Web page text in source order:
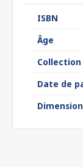
ISBN
Âge
Collection
Date de